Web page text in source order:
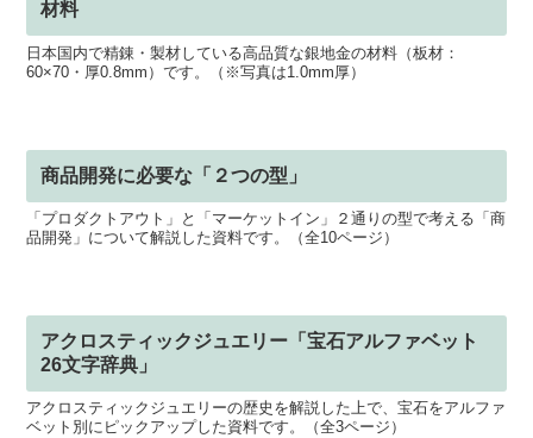
材料
日本国内で精錬・製材している高品質な銀地金の材料（板材：
60×70・厚0.8mm）です。（※写真は1.0mm厚）
商品開発に必要な「２つの型」
「プロダクトアウト」と「マーケットイン」２通りの型で考える「商
品開発」について解説した資料です。（全10ページ）
アクロスティックジュエリー「宝石アルファベット
26文字辞典」
アクロスティックジュエリーの歴史を解説した上で、宝石をアルファ
ベット別にピックアップした資料です。（全3ページ）